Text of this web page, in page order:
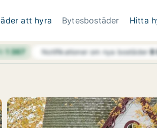
att hyra Bytesbostäder Hitta
1 367 Notifikationer om nya bostäder8